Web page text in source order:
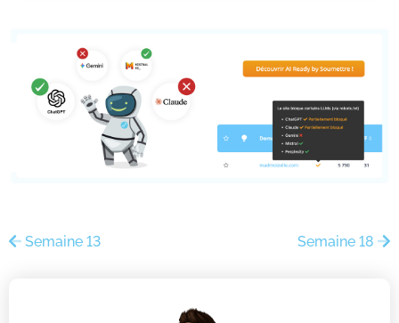
Semaine 13 Semaine 18